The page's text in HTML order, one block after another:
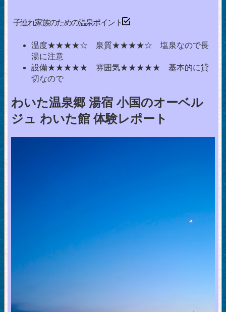
子連れ家族のための温泉ポイント
温度★★★★☆ 泉質★★★★☆ 塩泉なので長
湯に注意
設備★★★★★ 雰囲気★★★★★ 基本的に貸
切なので
わいた温泉郷 湯宿 小国のオーベル
ジュ わいた館 体験レポート